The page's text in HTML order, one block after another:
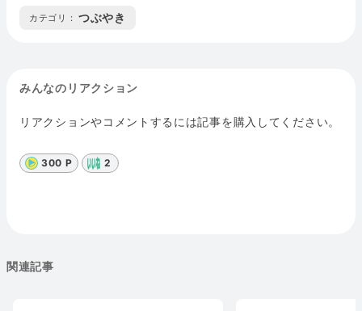
カテゴリ : つぶやき
みんなのリアクション
リアクションやコメントするには記事を購入してください。
300 P 2
関連記事